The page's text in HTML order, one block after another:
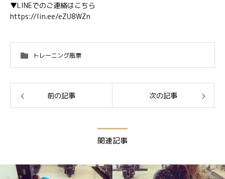
▼LINEでのご連絡はこちら
https://lin.ee/eZU8WZn
トレーニング風景
前の記事 次の記事
関連記事